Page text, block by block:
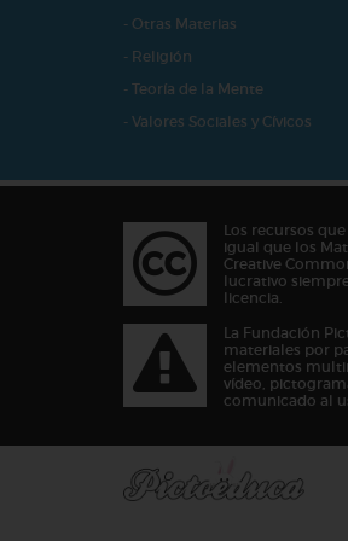
- Otras Materias
- Religión
- Teoría de la Mente
- Valores Sociales y Cívicos
Los recursos
igual que los
Creative
lucrativo
licencia.
La Fundación
materiales por
elementos
vídeo,
comunicado al